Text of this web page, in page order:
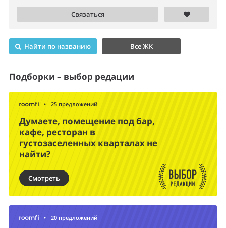
Связаться
Найти по названию Все ЖК
Подборки – выбор редации
• 25 предложений
Думаете, помещение под бар,
кафе, ресторан в
густозаселенных кварталах не
найти?
Смотреть
• 20 предложений